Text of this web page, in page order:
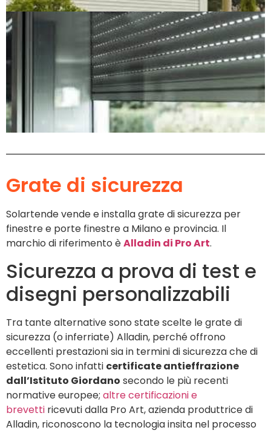
Grate di sicurezza
Solartende vende e installa grate di sicurezza per
finestre e porte finestre a Milano e provincia. Il
marchio di riferimento èAlladin di Pro Art.
Sicurezza a prova di test e
disegni personalizzabili
Tra tante alternative sono state scelte le grate di
sicurezza (o inferriate) Alladin, perché offrono
eccellenti prestazioni sia in termini di sicurezza che di
estetica. Sono infatti certificate antieffrazione
dall’Istituto Giordano secondo le più recenti
normative europee; altre certificazioni e
brevetti ricevuti dalla Pro Art, azienda produttrice di
Alladin, riconoscono la tecnologia insita nel processo